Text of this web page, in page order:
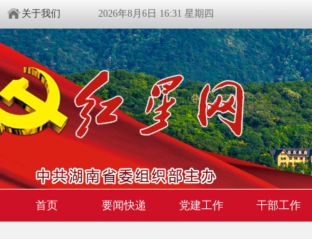
关于我们 2026年8月6日 16:31 星期四
首页 要闻快递 党建工作 干部工作
00:00:00 / 00:00